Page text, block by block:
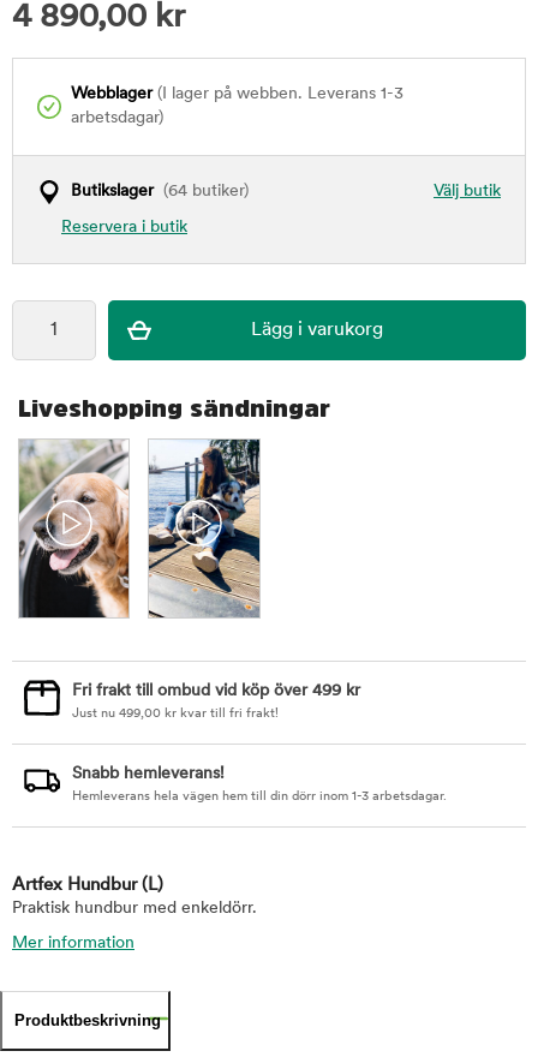
4 890,00 kr
Webblager(I lager på webben. Leverans 1-3
arbetsdagar)
Välj butik
Butikslager(64 butiker)
Reservera i butik
Liveshopping sändningar
Fri frakt till ombud vid köp över 499 kr
Just nu 499,00 kr kvar till fri frakt!
Snabb hemleverans!
Hemleverans hela vägen hem till din dörr inom 1-3 arbetsdagar.
Artfex Hundbur (L)
Praktisk hundbur med enkeldörr.
Mer information
Produktbeskrivning